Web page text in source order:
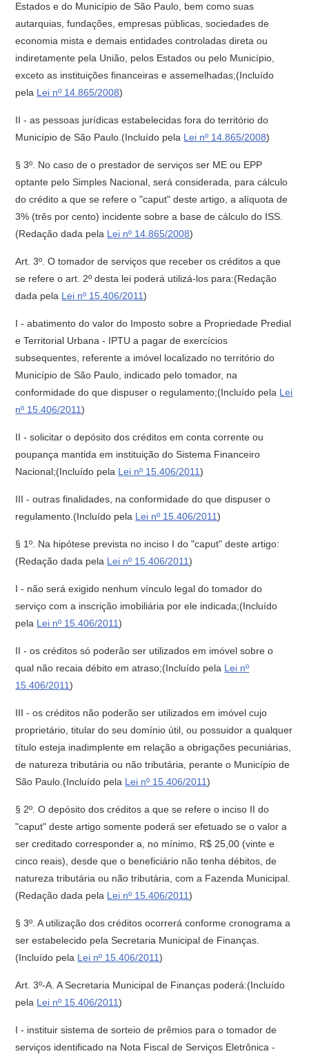
Estados e do Município de São Paulo, bem como suas
autarquias, fundações, empresas públicas, sociedades de
economia mista e demais entidades controladas direta ou
indiretamente pela União, pelos Estados ou pelo Município,
exceto as instituições financeiras e assemelhadas;(Incluído
pela Lei nº 14.865/2008)
II - as pessoas jurídicas estabelecidas fora do território do
Município de São Paulo.(Incluído pela Lei nº 14.865/2008)
§ 3º. No caso de o prestador de serviços ser ME ou EPP
optante pelo Simples Nacional, será considerada, para cálculo
do crédito a que se refere o "caput" deste artigo, a alíquota de
3% (três por cento) incidente sobre a base de cálculo do ISS.
(Redação dada pela Lei nº 14.865/2008)
Art. 3º. O tomador de serviços que receber os créditos a que
se refere o art. 2º desta lei poderá utilizá-los para:(Redação
dada pela Lei nº 15.406/2011)
I - abatimento do valor do Imposto sobre a Propriedade Predial
e Territorial Urbana - IPTU a pagar de exercícios
subsequentes, referente a imóvel localizado no território do
Município de São Paulo, indicado pelo tomador, na
conformidade do que dispuser o regulamento;(Incluído pela Lei
nº 15.406/2011)
II - solicitar o depósito dos créditos em conta corrente ou
poupança mantida em instituição do Sistema Financeiro
Nacional;(Incluído pela Lei nº 15.406/2011)
III - outras finalidades, na conformidade do que dispuser o
regulamento.(Incluído pela Lei nº 15.406/2011)
§ 1º. Na hipótese prevista no inciso I do "caput" deste artigo:
(Redação dada pela Lei nº 15.406/2011)
I - não será exigido nenhum vínculo legal do tomador do
serviço com a inscrição imobiliária por ele indicada;(Incluído
pela Lei nº 15.406/2011)
II - os créditos só poderão ser utilizados em imóvel sobre o
qual não recaia débito em atraso;(Incluído pela Lei nº
15.406/2011)
III - os créditos não poderão ser utilizados em imóvel cujo
proprietário, titular do seu domínio útil, ou possuidor a qualquer
título esteja inadimplente em relação a obrigações pecuniárias,
de natureza tributária ou não tributária, perante o Município de
São Paulo.(Incluído pela Lei nº 15.406/2011)
§ 2º. O depósito dos créditos a que se refere o inciso II do
"caput" deste artigo somente poderá ser efetuado se o valor a
ser creditado corresponder a, no mínimo, R$ 25,00 (vinte e
cinco reais), desde que o beneficiário não tenha débitos, de
natureza tributária ou não tributária, com a Fazenda Municipal.
(Redação dada pela Lei nº 15.406/2011)
§ 3º. A utilização dos créditos ocorrerá conforme cronograma a
ser estabelecido pela Secretaria Municipal de Finanças.
(Incluído pela Lei nº 15.406/2011)
Art. 3º-A. A Secretaria Municipal de Finanças poderá:(Incluído
pela Lei nº 15.406/2011)
I - instituir sistema de sorteio de prêmios para o tomador de
serviços identificado na Nota Fiscal de Serviços Eletrônica -